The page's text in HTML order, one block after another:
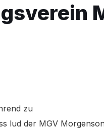
zu
lud der MGV